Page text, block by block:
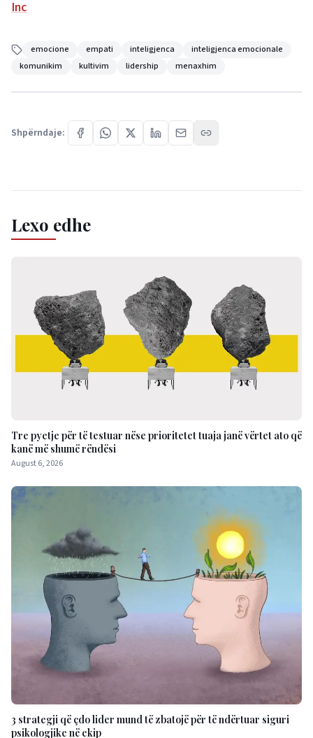
Inc
emocione empati inteligjenca
inteligjenca emocionale
komunikim
kultivim lidership menaxhim
Shpërndaje:
Lexo edhe
Tre pyetje për të testuar nëse prioritetet tuaja janë vërtet ato që
kanë më shumë rëndësi
August 6, 2026
3 strategji që çdo lider mund të zbatojë për të ndërtuar siguri
psikologjike në ekip